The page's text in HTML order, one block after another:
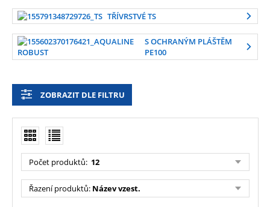
TŘÍVRSTVÉ TS
S OCHRANÝM PLÁŠTĚM
PE100
ZOBRAZIT DLE FILTRU
Počet produktů: 12
Řazení produktů: Název vzest.